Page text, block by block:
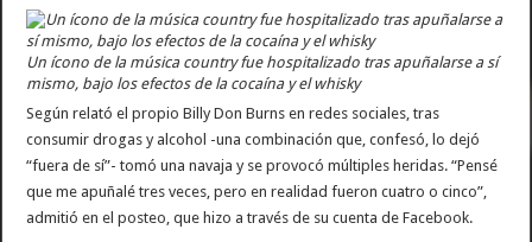
Un ícono de la música country fue hospitalizado tras apuñalarse a sí
mismo, bajo los efectos de la cocaína y el whisky
Según relató el propio Billy Don Burns en redes sociales, tras
consumir drogas y alcohol -una combinación que, confesó, lo dejó
“fuera de sí”- tomó una navaja y se provocó múltiples heridas. “Pensé
que me apuñalé tres veces, pero en realidad fueron cuatro o cinco”,
admitió en el posteo, que hizo a través de su cuenta de Facebook.